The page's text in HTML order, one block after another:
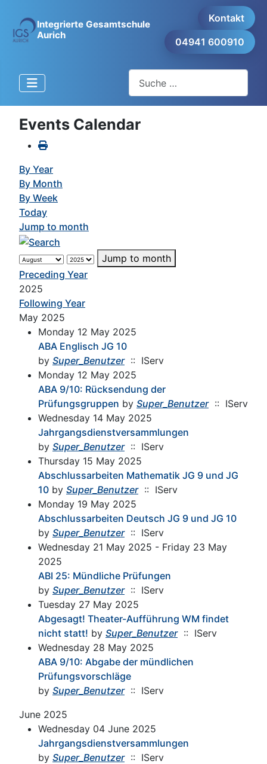
Integrierte Gesamtschule
Aurich
Kontakt
04941 600910
Events Calendar
By Year
By Month
By Week
Today
Jump to month
Jump to month
Preceding Year
2025
Following Year
May 2025
Monday 12 May 2025
ABA Englisch JG 10
by Super_Benutzer:: IServ
Monday 12 May 2025
ABA 9/10: Rücksendung der
Prüfungsgruppen by Super_Benutzer:: IServ
Wednesday 14 May 2025
Jahrgangsdienstversammlungen
by Super_Benutzer:: IServ
Thursday 15 May 2025
Abschlussarbeiten Mathematik JG 9 und JG
10 by Super_Benutzer:: IServ
Monday 19 May 2025
Abschlussarbeiten Deutsch JG 9 und JG 10
by Super_Benutzer:: IServ
Wednesday 21 May 2025 - Friday 23 May
2025
ABI 25: Mündliche Prüfungen
by Super_Benutzer:: IServ
Tuesday 27 May 2025
Abgesagt! Theater-Aufführung WM findet
nicht statt! by Super_Benutzer:: IServ
Wednesday 28 May 2025
ABA 9/10: Abgabe der mündlichen
Prüfungsvorschläge
by Super_Benutzer:: IServ
June 2025
Wednesday 04 June 2025
Jahrgangsdienstversammlungen
by Super_Benutzer:: IServ